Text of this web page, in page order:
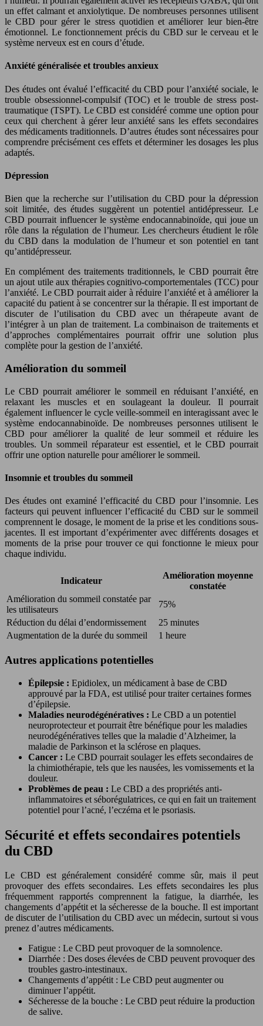
un effet calmant et anxiolytique. De nombreuses personnes utilisent
le CBD pour gérer le stress quotidien et améliorer leur bien-être
émotionnel. Le fonctionnement précis du CBD sur le cerveau et le
système nerveux est en cours d’étude.
Anxiété généralisée et troubles anxieux
Des études ont évalué l’efficacité du CBD pour l’anxiété sociale, le
trouble obsessionnel-compulsif (TOC) et le trouble de stress post-
traumatique (TSPT). Le CBD est considéré comme une option pour
ceux qui cherchent à gérer leur anxiété sans les effets secondaires
des médicaments traditionnels. D’autres études sont nécessaires pour
comprendre précisément ces effets et déterminer les dosages les plus
adaptés.
Dépression
Bien que la recherche sur l’utilisation du CBD pour la dépression
soit limitée, des études suggèrent un potentiel antidépresseur. Le
CBD pourrait influencer le système endocannabinoïde, qui joue un
rôle dans la régulation de l’humeur. Les chercheurs étudient le rôle
du CBD dans la modulation de l’humeur et son potentiel en tant
qu’antidépresseur.
En complément des traitements traditionnels, le CBD pourrait être
un ajout utile aux thérapies cognitivo-comportementales (TCC) pour
l’anxiété. Le CBD pourrait aider à réduire l’anxiété et à améliorer la
capacité du patient à se concentrer sur la thérapie. Il est important de
discuter de l’utilisation du CBD avec un thérapeute avant de
l’intégrer à un plan de traitement. La combinaison de traitements et
d’approches complémentaires pourrait offrir une solution plus
complète pour la gestion de l’anxiété.
Amélioration du sommeil
Le CBD pourrait améliorer le sommeil en réduisant l’anxiété, en
relaxant les muscles et en soulageant la douleur. Il pourrait
également influencer le cycle veille-sommeil en interagissant avec le
système endocannabinoïde. De nombreuses personnes utilisent le
CBD pour améliorer la qualité de leur sommeil et réduire les
troubles. Un sommeil réparateur est essentiel, et le CBD pourrait
offrir une option naturelle pour améliorer le sommeil.
Insomnie et troubles du sommeil
Des études ont examiné l’efficacité du CBD pour l’insomnie. Les
facteurs qui peuvent influencer l’efficacité du CBD sur le sommeil
comprennent le dosage, le moment de la prise et les conditions sous-
jacentes. Il est important d’expérimenter avec différents dosages et
moments de la prise pour trouver ce qui fonctionne le mieux pour
chaque individu.
Indicateur
Amélioration moyenne
constatée
Amélioration du sommeil constatée par
les utilisateurs
75%
Réduction du délai d’endormissement
25 minutes
Augmentation de la durée du sommeil
1 heure
Autres applications potentielles
Épilepsie : Epidiolex, un médicament à base de CBD
approuvé par la FDA, est utilisé pour traiter certaines formes
d’épilepsie.
Maladies neurodégénératives : Le CBD a un potentiel
neuroprotecteur et pourrait être bénéfique pour les maladies
neurodégénératives telles que la maladie d’Alzheimer, la
maladie de Parkinson et la sclérose en plaques.
Cancer : Le CBD pourrait soulager les effets secondaires de
la chimiothérapie, tels que les nausées, les vomissements et la
douleur.
Problèmes de peau : Le CBD a des propriétés anti-
inflammatoires et séborégulatrices, ce qui en fait un traitement
potentiel pour l’acné, l’eczéma et le psoriasis.
Sécurité et effets secondaires potentiels
du CBD
Le CBD est généralement considéré comme sûr, mais il peut
provoquer des effets secondaires. Les effets secondaires les plus
fréquemment rapportés comprennent la fatigue, la diarrhée, les
changements d’appétit et la sécheresse de la bouche. Il est important
de discuter de l’utilisation du CBD avec un médecin, surtout si vous
prenez d’autres médicaments.
Fatigue : Le CBD peut provoquer de la somnolence.
Diarrhée : Des doses élevées de CBD peuvent provoquer des
troubles gastro-intestinaux.
Changements d’appétit : Le CBD peut augmenter ou
diminuer l’appétit.
Sécheresse de la bouche : Le CBD peut réduire la production
de salive.